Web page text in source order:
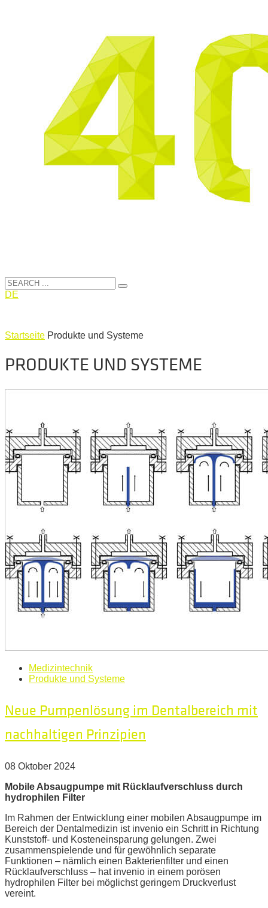
DE
Startseite Produkte und Systeme
PRODUKTE UND SYSTEME
Medizintechnik
Produkte und Systeme
Neue Pumpenlösung im Dentalbereich mit
nachhaltigen Prinzipien
08 Oktober 2024
Mobile Absaugpumpe mit Rücklaufverschluss durch
hydrophilen Filter
Im Rahmen der Entwicklung einer mobilen Absaugpumpe im
Bereich der Dentalmedizin ist invenio ein Schritt in Richtung
Kunststoff- und Kosteneinsparung gelungen. Zwei
zusammenspielende und für gewöhnlich separate
Funktionen – nämlich einen Bakterienfilter und einen
Rücklaufverschluss – hat invenio in einem porösen
hydrophilen Filter bei möglichst geringem Druckverlust
vereint.